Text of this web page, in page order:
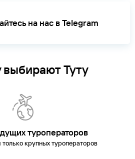
на нас в Telegram
Туту
туроператоров
крупных туроператоров